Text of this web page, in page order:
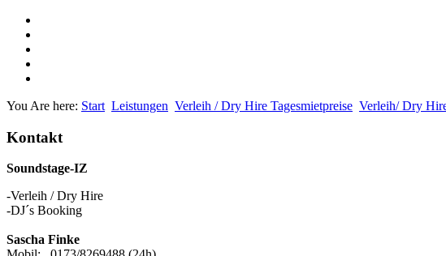
You Are here: Start Leistungen Verleih / Dry Hire Tagesmietpreise Verleih/ Dry
Kontakt
Soundstage-IZ
-Verleih / Dry Hire
-DJ´s Booking
Sascha Finke